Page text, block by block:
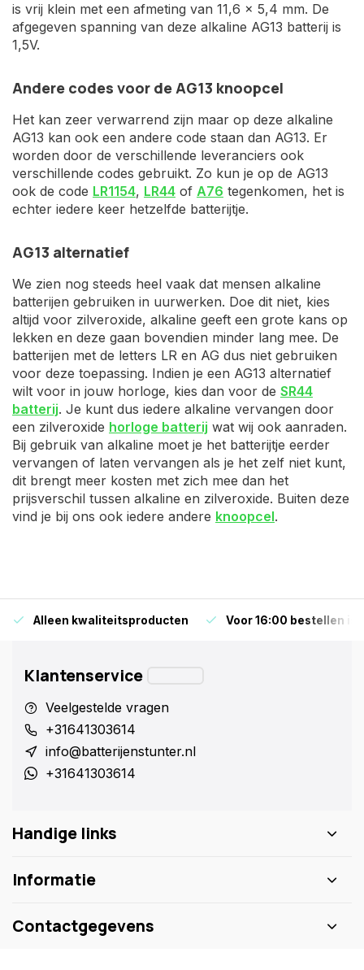
is vrij klein met een afmeting van 11,6 x 5,4 mm. De
afgegeven spanning van deze alkaline AG13 batterij is
1,5V.
Andere codes voor de AG13 knoopcel
Het kan zeer verwarrend zijn maar op deze alkaline
AG13 kan ook een andere code staan dan AG13. Er
worden door de verschillende leveranciers ook
verschillende codes gebruikt. Zo kun je op de AG13
ook de code LR1154, LR44 of A76 tegenkomen, het is
echter iedere keer hetzelfde batterijtje.
AG13 alternatief
We zien nog steeds heel vaak dat mensen alkaline
batterijen gebruiken in uurwerken. Doe dit niet, kies
altijd voor zilveroxide, alkaline geeft een grote kans op
lekken en deze gaan bovendien minder lang mee. De
batterijen met de letters LR en AG dus niet gebruiken
voor deze toepassing. Indien je een AG13 alternatief
wilt voor in jouw horloge, kies dan voor de SR44
batterij. Je kunt dus iedere alkaline vervangen door
een zilveroxide horloge batterij wat wij ook aanraden.
Bij gebruik van alkaline moet je het batterijtje eerder
vervangen of laten vervangen als je het zelf niet kunt,
dit brengt meer kosten met zich mee dan het
prijsverschil tussen alkaline en zilveroxide. Buiten deze
vind je bij ons ook iedere andere knoopcel.
Alleen kwaliteitsproducten Voor 16:00 bestellen is
Klantenservice
Veelgestelde vragen
+31641303614
info@batterijenstunter.nl
+31641303614
Handige links
Informatie
Contactgegevens